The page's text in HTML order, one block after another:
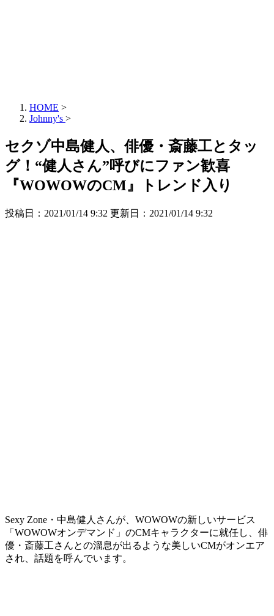
HOME >
Johnny's >
セクゾ中島健人、俳優・斎藤工とタッ
グ！“健人さん”呼びにファン歓喜
『WOWOWのCM』トレンド入り
投稿日：2021/01/14 9:32 更新日： 2021/01/14 9:32
Sexy Zone・中島健人さんが、WOWOWの新しいサービス
「WOWOWオンデマンド」のCMキャラクターに就任し、俳
優・斎藤工さんとの溜息が出るような美しいCMがオンエア
され、話題を呼んでいます。